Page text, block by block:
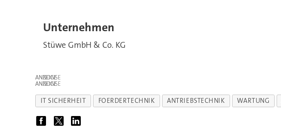
Unternehmen
Stüwe GmbH & Co. KG
ANZEIGE
ANZEIGE
IT SICHERHEIT FOERDERTECHNIK ANTRIEBSTECHNIK WARTUNG